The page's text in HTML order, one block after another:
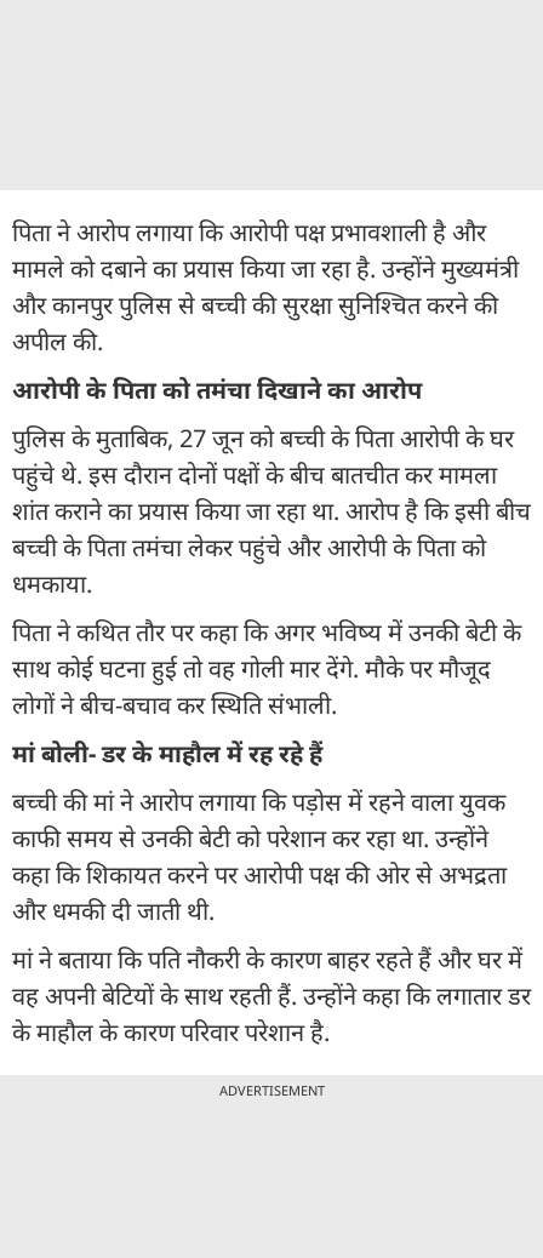
पिता ने आरोप लगाया कि आरोपी पक्ष प्रभावशाली है और
मामले को दबाने का प्रयास किया जा रहा है. उन्होंने मुख्यमंत्री
और कानपुर पुलिस से बच्ची की सुरक्षा सुनिश्चित करने की
अपील की.
आरोपी के पिता को तमंचा दिखाने का आरोप
पुलिस के मुताबिक, 27 जून को बच्ची के पिता आरोपी के घर
पहुंचे थे. इस दौरान दोनों पक्षों के बीच बातचीत कर मामला
शांत कराने का प्रयास किया जा रहा था. आरोप है कि इसी बीच
बच्ची के पिता तमंचा लेकर पहुंचे और आरोपी के पिता को
धमकाया.
पिता ने कथित तौर पर कहा कि अगर भविष्य में उनकी बेटी के
साथ कोई घटना हुई तो वह गोली मार देंगे. मौके पर मौजूद
लोगों ने बीच-बचाव कर स्थिति संभाली.
मां बोली- डर के माहौल में रह रहे हैं
बच्ची की मां ने आरोप लगाया कि पड़ोस में रहने वाला युवक
काफी समय से उनकी बेटी को परेशान कर रहा था. उन्होंने
कहा कि शिकायत करने पर आरोपी पक्ष की ओर से अभद्रता
और धमकी दी जाती थी.
मां ने बताया कि पति नौकरी के कारण बाहर रहते हैं और घर में
वह अपनी बेटियों के साथ रहती हैं. उन्होंने कहा कि लगातार डर
के माहौल के कारण परिवार परेशान है.
ADVERTISEMENT